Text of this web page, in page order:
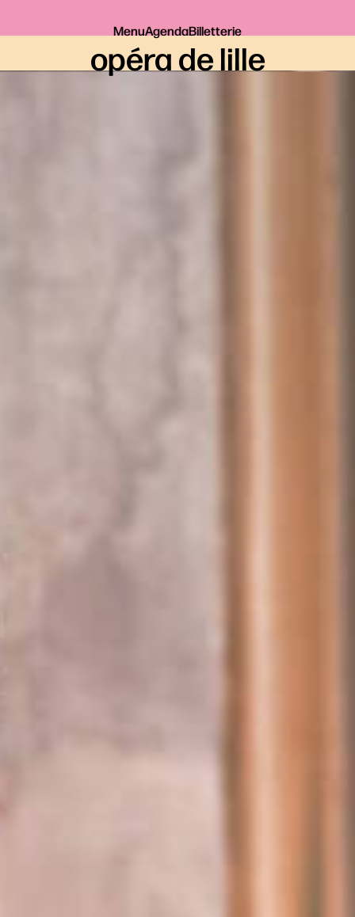
MenuAgendaBilletterie
opéra de lille